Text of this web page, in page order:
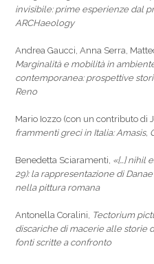
invisibile: prime esperienze dal
ARCHaeology
Andrea Gaucci, Anna Serra,
Marginalità e mobilità in
contemporanea: prospettive
Reno
Mario Iozzo (con un contributo di
frammenti greci in Italia: Amasis,
Benedetta Sciaramenti, «[…] nihil
29): la rappresentazione di
nella pittura romana
Antonella Coralini, Tectorium
discariche di macerie alle storie
fonti scritte a confronto